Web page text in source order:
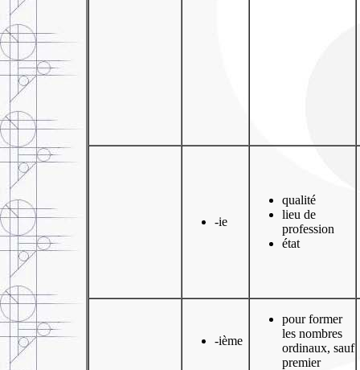
-ie
qualité
lieu de
profession
état
-ième
pour former
les nombres
ordinaux, sauf
premier